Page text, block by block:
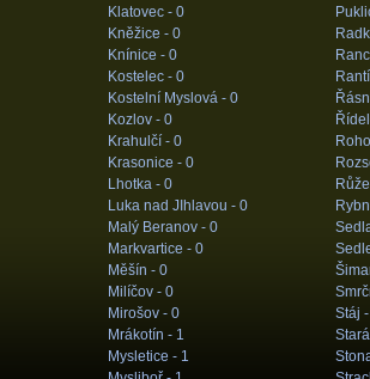
Klatovec - 0
Kněžice - 0
Knínice - 0
Kostelec - 0
Kostelní Myslová - 0
Kozlov - 0
Krahulčí - 0
Krasonice - 0
Lhotka - 0
Luka nad JIhlavou - 0
Malý Beranov - 0
Markvartice - 0
Měšín - 0
Milíčov - 0
Mirošov - 0
Mrákotín - 1
Mysletice - 1
Stáj -